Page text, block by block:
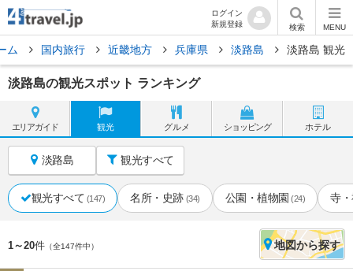
ログイン
新規登録
検索 MENU
ム 国内旅行 近畿地方 兵庫県 淡路島 淡路島 観光
淡路島の観光スポット ランキング
エリアガイド 観光 グルメ ショッピング ホテル
淡路島 観光すべて
観光すべて (147) 名所・史跡 (34) 公園・植物園 (24) 寺
1～20件 （全147件中） 地図から探す